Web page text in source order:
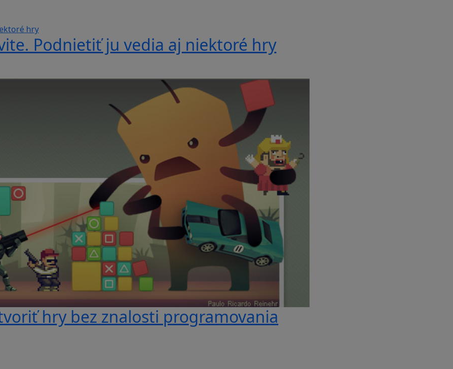
Podnietiť ju vedia aj niektoré hry
hry bez znalosti programovania